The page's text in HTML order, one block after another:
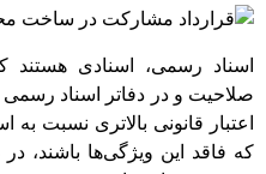
اسناد رسمی، اسنادی
صلاحیت و در دفاتر اسناد رسمی
اعتبار قانونی بالاتری نسبت به
که فاقد این ویژگی‌ها باشند،